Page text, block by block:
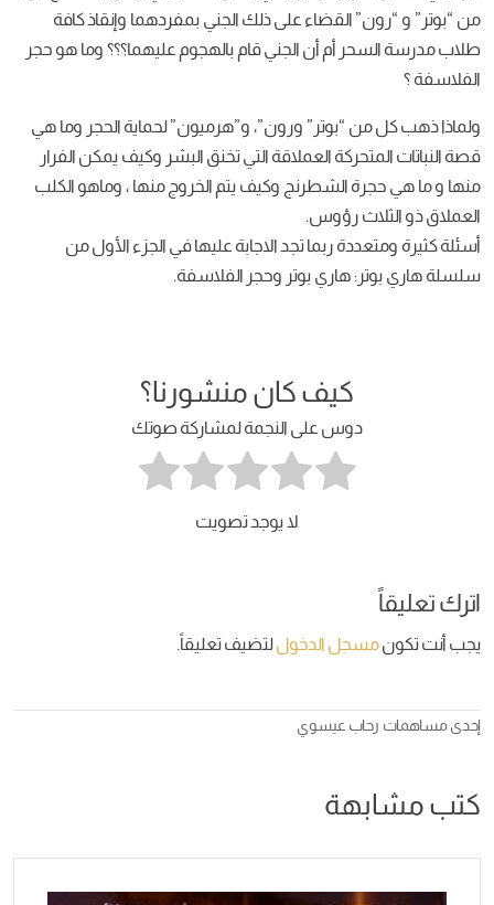
من “بوتر” و “رون” القضاء على ذلك الجني بمفردهما وإنقاذ كافة
طلاب مدرسة السحر أم أن الجني قام بالهجوم عليهما؟؟؟ وما هو حجر
الفلاسفة ؟
ولماذا ذهب كل من “بوتر” ورون”، و”هرميون” لحماية الحجر وما هي
قصة النباتات المتحركة العملاقة التي تخنق البشر وكيف يمكن الفرار
منها و ما هي حجرة الشطرنج وكيف يتم الخروج منها ، وماهو الكلب
العملاق ذو الثلاث رؤوس.
أسئلة كثيرة ومتعددة ربما تجد الاجابة عليها في الجزء الأول من
سلسلة هاري بوتر: هاري بوتر وحجر الفلاسفة.
كيف كان منشورنا؟
دوس على النجمة لمشاركة صوتك
لا يوجد تصويت
اترك تعليقاً
يجب أنت تكونمسجل الدخوللتضيف تعليقاً.
إحدى مساهمات رحاب عيسوي
كتب مشابهة